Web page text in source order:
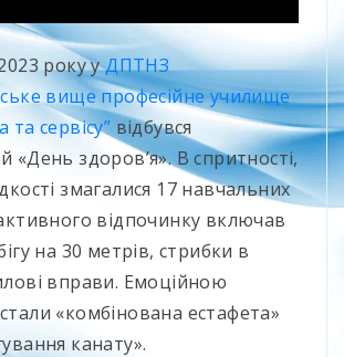
року уДПТНЗ
вище професійне училище
та сервісу” відбувся
«День здоровʼя». В спритності,
змагалися 17 навчальних
відпочинку включав
на 30 метрів, стрибки в
вправи. Емоційною
«комбінована естафета»
канату».